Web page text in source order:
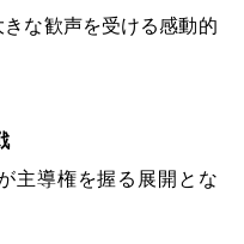
な歓声を受ける感動的
主導権を握る展開とな